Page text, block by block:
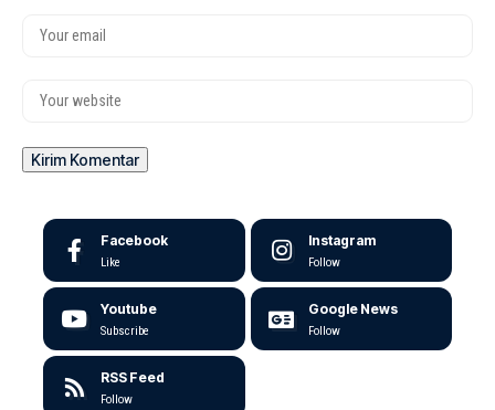
Facebook
Like
Instagram
Follow
Youtube
Subscribe
Google News
Follow
RSS Feed
Follow